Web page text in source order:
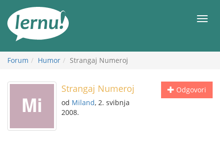
Meni
Forum Humor Strangaj Numeroj
Odgovori
Strangaj Numeroj
od Miland, 2. svibnja
2008.